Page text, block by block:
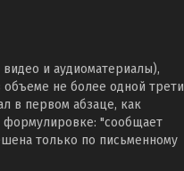
и аудиоматериалы),
не более одной трети
в первом абзаце, как
"сообщает
только по письменному